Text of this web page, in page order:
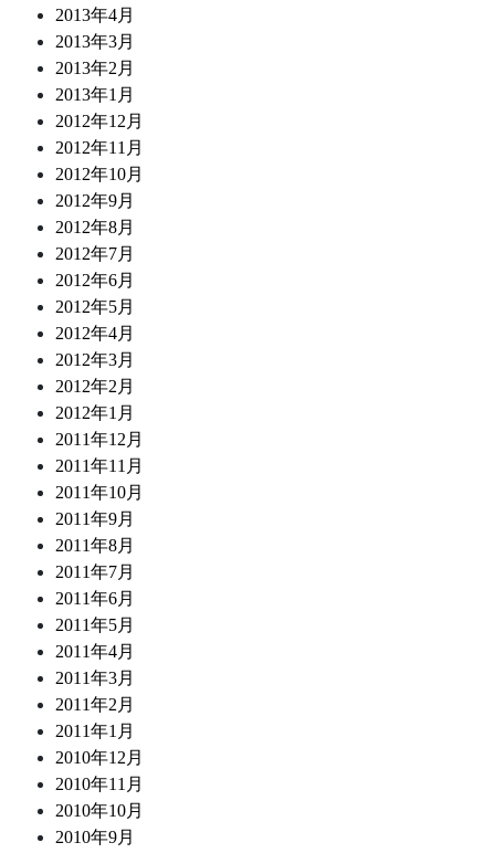
2013年4月
2013年3月
2013年2月
2013年1月
2012年12月
2012年11月
2012年10月
2012年9月
2012年8月
2012年7月
2012年6月
2012年5月
2012年4月
2012年3月
2012年2月
2012年1月
2011年12月
2011年11月
2011年10月
2011年9月
2011年8月
2011年7月
2011年6月
2011年5月
2011年4月
2011年3月
2011年2月
2011年1月
2010年12月
2010年11月
2010年10月
2010年9月